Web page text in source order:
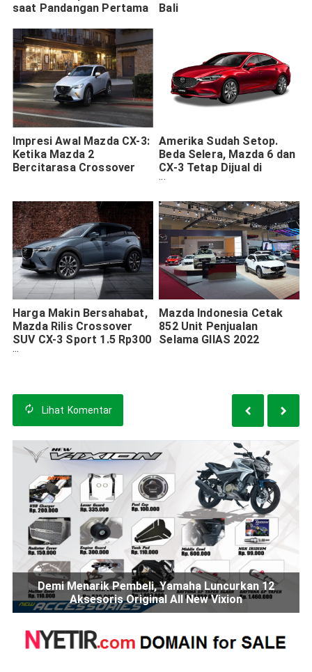
saat Pandangan Pertama
Bali
Impresi Awal Mazda CX-3:
Ketika Mazda 2
Bercitarasa Crossover
Amerika Sudah Setop.
Beda Selera, Mazda 6 dan
CX-3 Tetap Dijual di
Indonesia
Harga Makin Bersahabat,
Mazda Rilis Crossover
SUV CX-3 Sport 1.5 Rp300
Jutaan
Mazda Indonesia Cetak
852 Unit Penjualan
Selama GIIAS 2022
Lihat Komentar
Demi Menarik Pembeli, Yamaha Luncurkan 12
Aksesoris Original All New Vixion